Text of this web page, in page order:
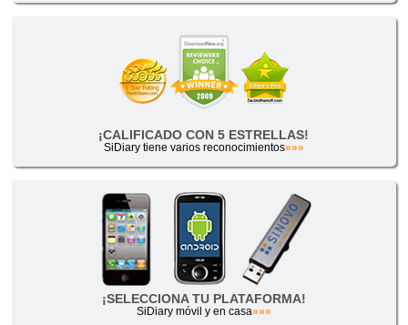
¡CALIFICADO CON 5 ESTRELLAS!
SiDiary tiene varios reconocimientos»»»
¡SELECCIONA TU PLATAFORMA!
SiDiary móvil y en casa»»»